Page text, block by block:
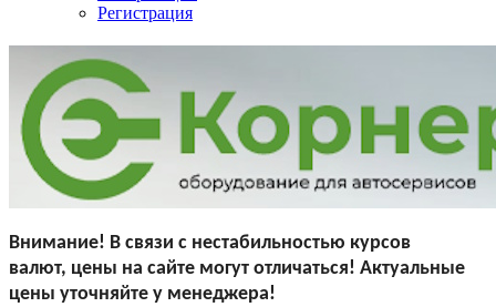
Регистрация
Внимание! В связи с нестабильностью курсов
валют, цены на сайте могут отличаться! Актуальные
цены уточняйте у менеджера!